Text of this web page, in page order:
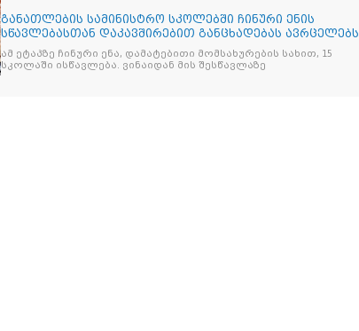
განათლების სამინისტრო სკოლებში ჩინური ენის
სწავლებასთან დაკავშირებით განცხადებას ავრცელებს
ამ ეტაპზე ჩინური ენა, დამატებითი მომსახურების სახით, 15
სკოლაში ისწავლება. ვინაიდან მის შესწავლაზე